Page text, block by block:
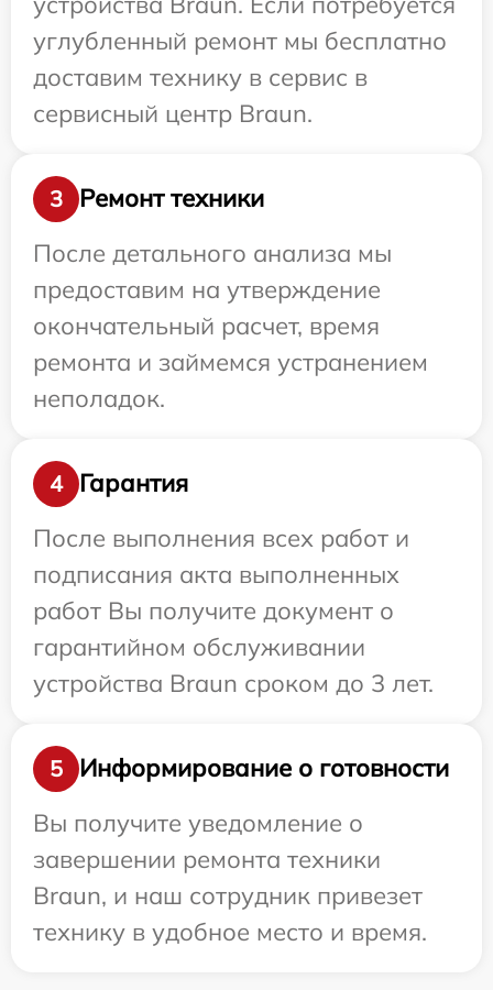
углубленный ремонт мы бесплатно
доставим технику в сервис в
сервисный центр Braun.
3
Ремонт техники
После детального анализа мы
предоставим на утверждение
окончательный расчет, время
ремонта и займемся устранением
неполадок.
4
Гарантия
После выполнения всех работ и
подписания акта выполненных
работ Вы получите документ о
гарантийном обслуживании
устройства Braun сроком до 3 лет.
5
Информирование о готовности
Вы получите уведомление о
завершении ремонта техники
Braun, и наш сотрудник привезет
технику в удобное место и время.